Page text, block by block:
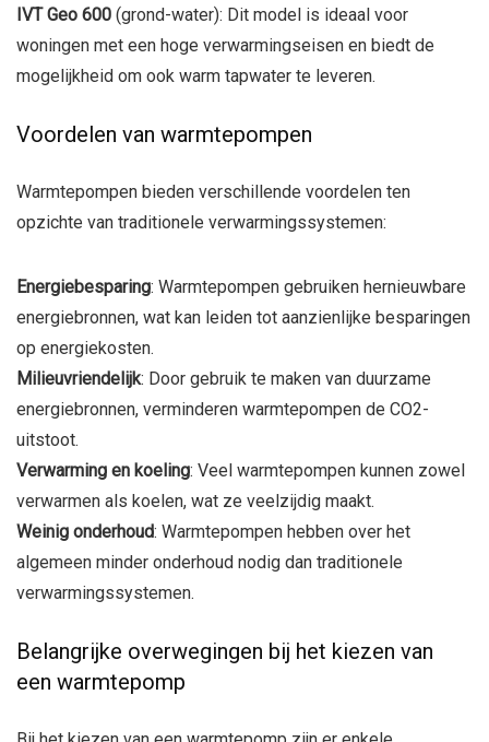
IVT Geo 600 (grond-water): Dit model is ideaal voor
woningen met een hoge verwarmingseisen en biedt de
mogelijkheid om ook warm tapwater te leveren.
Voordelen van warmtepompen
Warmtepompen bieden verschillende voordelen ten
opzichte van traditionele verwarmingssystemen:
Energiebesparing: Warmtepompen gebruiken hernieuwbare
energiebronnen, wat kan leiden tot aanzienlijke besparingen
op energiekosten.
Milieuvriendelijk: Door gebruik te maken van duurzame
energiebronnen, verminderen warmtepompen de CO2-
uitstoot.
Verwarming en koeling: Veel warmtepompen kunnen zowel
verwarmen als koelen, wat ze veelzijdig maakt.
Weinig onderhoud: Warmtepompen hebben over het
algemeen minder onderhoud nodig dan traditionele
verwarmingssystemen.
Belangrijke overwegingen bij het kiezen van
een warmtepomp